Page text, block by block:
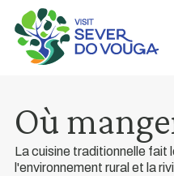
Où
La cuisine traditionnelle fait
l'environnement rural et la